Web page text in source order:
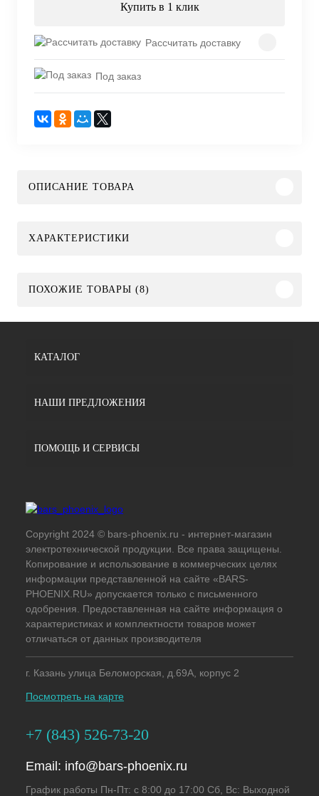
Купить в 1 клик
Рассчитать доставку
Под заказ
ОПИСАНИЕ ТОВАРА
ХАРАКТЕРИСТИКИ
ПОХОЖИЕ ТОВАРЫ (8)
КАТАЛОГ
НАШИ ПРЕДЛОЖЕНИЯ
ПОМОЩЬ И СЕРВИСЫ
Copyright 2024 © bars-phoenix.ru - интернет-магазин
электротехнической продукции. Все права защищены.
Копирование и использование в коммерческих целях
информации представленной на сайте «BARS-
PHOENIX.RU» допускается только с письменного
одобрения. Предоставленная на сайте информация о
характеристиках и комплектности товаров может
отличаться от данных производителя
г. Казань улица Беломорская, д.69А, корпус 2
Посмотреть на карте
+7 (843) 526-73-20
Email: info@bars-phoenix.ru
График работы Пн-Пт: с 8:00 до 17:00 Сб, Вс: Выходной